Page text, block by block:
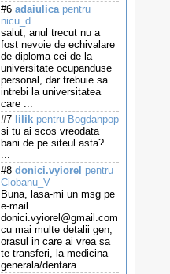
#6 adaiulicapentru
nicu_d
salut, anul trecut nu a
fost nevoie de echivalare
de diploma cei de la
universitate ocupanduse
personal, dar trebuie sa
intrebi la universitatea
care ...
#7 lilik pentru Bogdanpop
si tu ai scos vreodata
bani de pe siteul asta?
...
#8 donici.vyiorel pentru
Ciobanu_V
Buna, lasa-mi un msg pe
e-mail
donici.vyiorel@gmail.com
cu mai multe detalii gen,
orasul in care ai vrea sa
te transferi, la medicina
generala/dentara...